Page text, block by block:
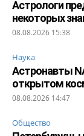
Астрологи
некоторых
08.08.2026 15:38
Наука
Астронавты
открытом
08.08.2026 14:47
Общество